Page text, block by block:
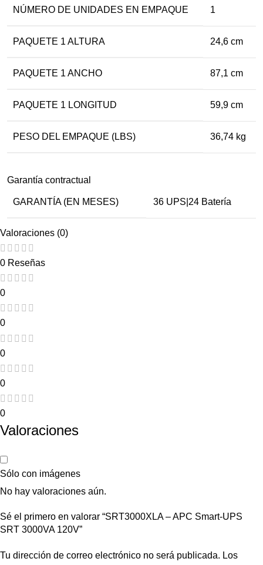
NÚMERO DE UNIDADES EN EMPAQUE 1
PAQUETE 1 ALTURA 24,6 cm
PAQUETE 1 ANCHO 87,1 cm
PAQUETE 1 LONGITUD 59,9 cm
PESO DEL EMPAQUE (LBS) 36,74 kg
Garantía contractual
GARANTÍA (EN MESES) 36 UPS|24 Batería
Valoraciones (0)
0 Reseñas
0
0
0
0
0
Valoraciones
Sólo con imágenes
No hay valoraciones aún.
Sé el primero en valorar “SRT3000XLA – APC Smart-UPS
SRT 3000VA 120V”
Tu dirección de correo electrónico no será publicada. Los